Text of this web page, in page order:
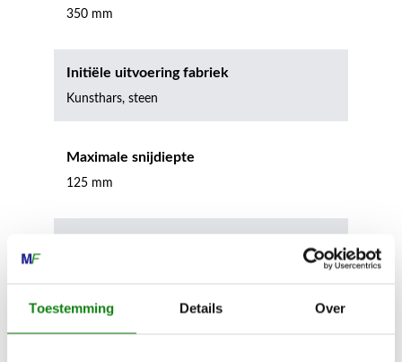
Toestemming Details Over
350 mm
Initiële uitvoering fabriek
Kunsthars, steen
Maximale snijdiepte
125 mm